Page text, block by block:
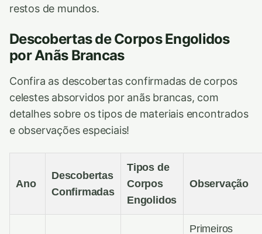
restos de mundos.
Descobertas de Corpos Engolidos
por Anãs Brancas
Confira as descobertas confirmadas de corpos
celestes absorvidos por anãs brancas, com
detalhes sobre os tipos de materiais encontrados
e observações especiais!
Ano
Descobertas
Confirmadas
Tipos de
Corpos
Engolidos
Observação
Primeiros